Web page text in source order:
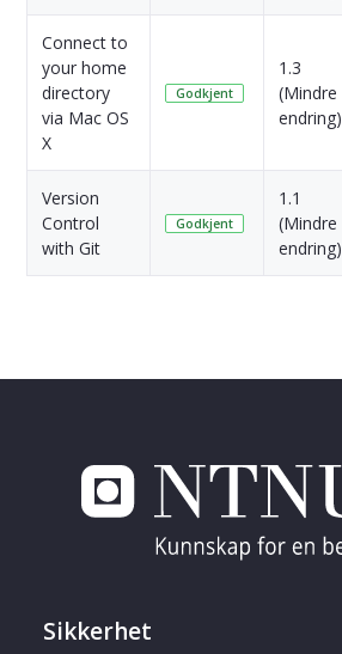
Connect to
your home
directory
via Mac OS
X
Godkjent
1.3
(Mindre
endring)
Version
Control
with Git
Godkjent
1.1
(Mindre
endring)
Sikkerhet